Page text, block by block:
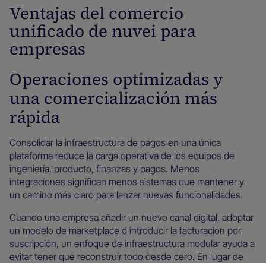
Ventajas del comercio
unificado de nuvei para
empresas
Operaciones optimizadas y
una comercialización más
rápida
Consolidar la infraestructura de pagos en una única
plataforma reduce la carga operativa de los equipos de
ingeniería, producto, finanzas y pagos. Menos
integraciones significan menos sistemas que mantener y
un camino más claro para lanzar nuevas funcionalidades.
Cuando una empresa añadir un nuevo canal digital, adoptar
un modelo de marketplace o introducir la facturación por
suscripción, un enfoque de infraestructura modular ayuda a
evitar tener que reconstruir todo desde cero. En lugar de